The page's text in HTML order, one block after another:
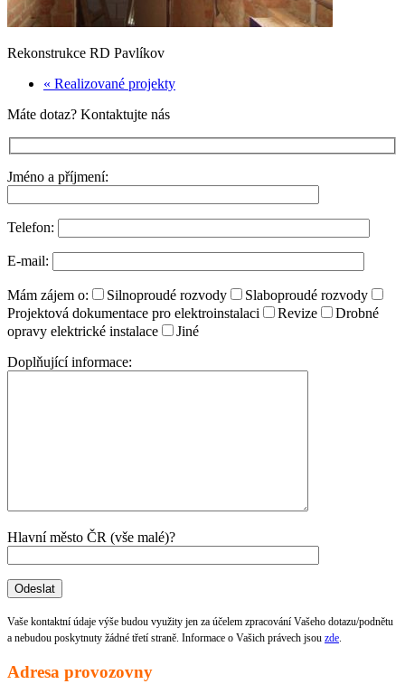
Rekonstrukce RD Pavlíkov
« Realizované projekty
Máte dotaz? Kontaktujte nás
Jméno a příjmení:
Telefon:
E-mail:
Mám zájem o: Silnoproudé rozvody
Slaboproudé rozvody
Projektová dokumentace pro elektroinstalaci
Revize
Drobné
opravy elektrické instalace
Jiné
Doplňující informace:
Hlavní město ČR (vše malé)?
Vaše kontaktní údaje výše budou využity jen za účelem zpracování Vašeho dotazu/podnětu
a nebudou poskytnuty žádné třetí straně. Informace o Vašich právech jsou zde.
Adresa provozovny